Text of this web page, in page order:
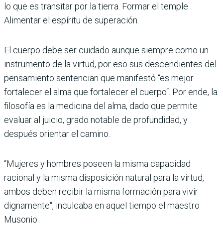
lo que es transitar por la tierra. Formar el temple.
Alimentar el espíritu de superación.
El cuerpo debe ser cuidado aunque siempre como un
instrumento de la virtud, por eso sus descendientes del
pensamiento sentencian que manifestó “es mejor
fortalecer el alma que fortalecer el cuerpo“. Por ende, la
filosofía es la medicina del alma, dado que permite
evaluar al juicio, grado notable de profundidad, y
después orientar el camino.
“Mujeres y hombres poseen la misma capacidad
racional y la misma disposición natural para la virtud,
ambos deben recibir la misma formación para vivir
dignamente“, inculcaba en aquel tiempo el maestro
Musonio.